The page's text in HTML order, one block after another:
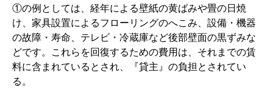
①の例としては、経年による壁紙の黄ばみや畳の日焼
け、家具設置によるフローリングのへこみ、設備・機器
の故障・寿命、テレビ・冷蔵庫など後部壁面の黒ずみな
どです。これらを回復するための費用は、それまでの賃
料に含まれているとされ、『貸主』の負担とされてい
る。